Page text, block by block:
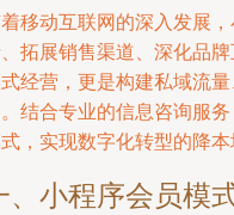
移动互联网的深入发展
拓展销售渠道、深化品
经营，更是构建私域流
结合专业的信息咨询服
，实现数字化转型的降本
、小程序会员模